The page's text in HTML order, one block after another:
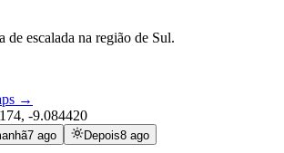
de escalada na região de Sul.
→
, -9.084420
7 ago Depois8 ago